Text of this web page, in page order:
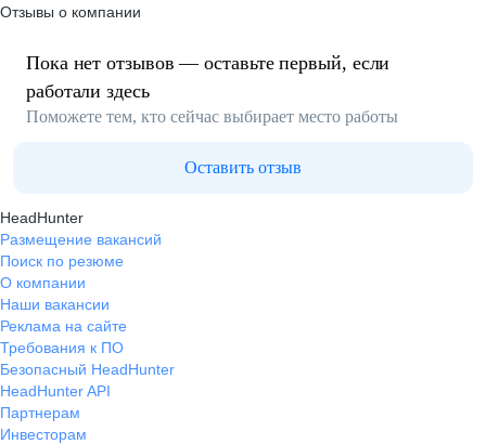
Отзывы о компании
Пока нет отзывов — оставьте первый, если
работали здесь
Поможете тем, кто сейчас выбирает место работы
Оставить отзыв
HeadHunter
Размещение вакансий
Поиск по резюме
О компании
Наши вакансии
Реклама на сайте
Требования к ПО
Безопасный HeadHunter
HeadHunter API
Партнерам
Инвесторам